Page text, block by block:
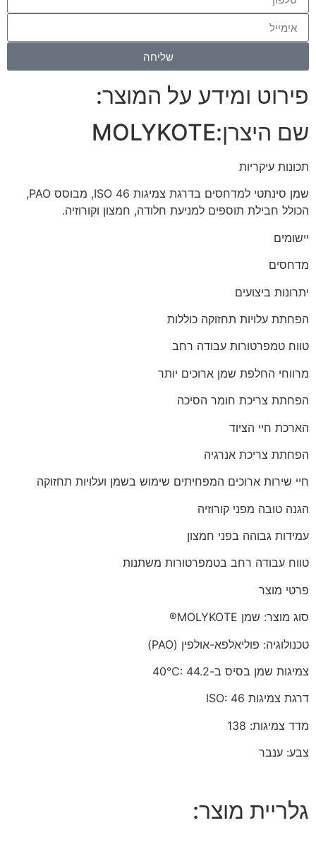
פירוט ומידע על המוצר:
שם היצרן:MOLYKOTE
תכונות עיקריות
שמן סינתטי למדחסים בדרגת צמיגות ISO 46, מבוסס PAO,
הכולל חבילת תוספים למניעת חלודה, חמצון וקורוזיה.
יישומים
מדחסים
יתרונות ביצועים
הפחתת עלויות תחזוקה כוללות
טווח טמפרטורות עבודה רחב
מרווחי החלפת שמן ארוכים יותר
הפחתת צריכת חומר הסיכה
הארכת חיי הציוד
הפחתת צריכת אנרגיה
חיי שירות ארוכים המפחיתים שימוש בשמן ועלויות תחזוקה
הגנה טובה מפני קורוזיה
עמידות גבוהה בפני חמצון
טווח עבודה רחב בטמפרטורות משתנות
פרטי מוצר
סוג מוצר: שמן MOLYKOTE®
טכנולוגיה: פוליאלפא-אולפין (PAO)
צמיגות שמן בסיס ב-40°C: 44.2
דרגת צמיגות ISO: 46
מדד צמיגות: 138
צבע: ענבר
גלריית מוצר:
שליחה